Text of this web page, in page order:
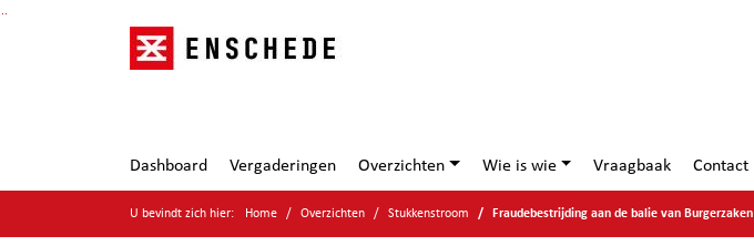
Ga naar de inhoud van deze pagina
Ga naar het zoeken
Ga naar het menu
Dashboard Vergaderingen Overzichten Wie is wie Vraagbaak Contact
U bevindt zich hier: Home Overzichten Stukkenstroom Fraudebestrijding aan de balie van Burgerzaken